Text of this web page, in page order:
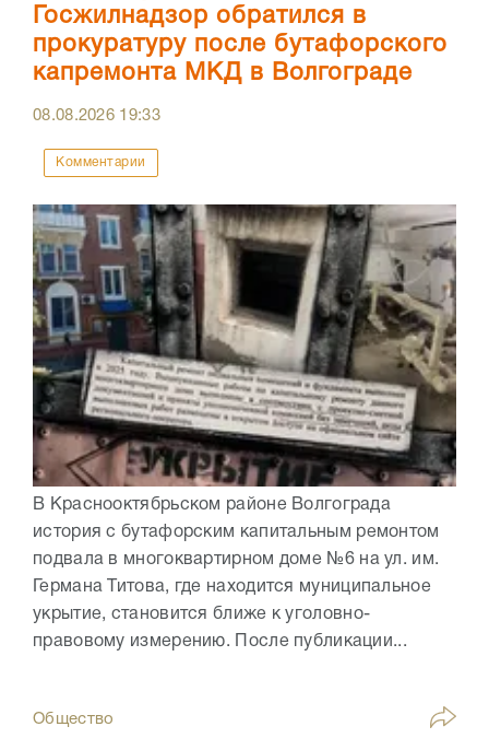
Госжилнадзор обратился в
прокуратуру после бутафорского
капремонта МКД в Волгограде
08.08.2026 19:33
Комментарии
В Краснооктябрьском районе Волгограда
история с бутафорским капитальным ремонтом
подвала в многоквартирном доме №6 на ул. им.
Германа Титова, где находится муниципальное
укрытие, становится ближе к уголовно-
правовому измерению. После публикации...
Общество